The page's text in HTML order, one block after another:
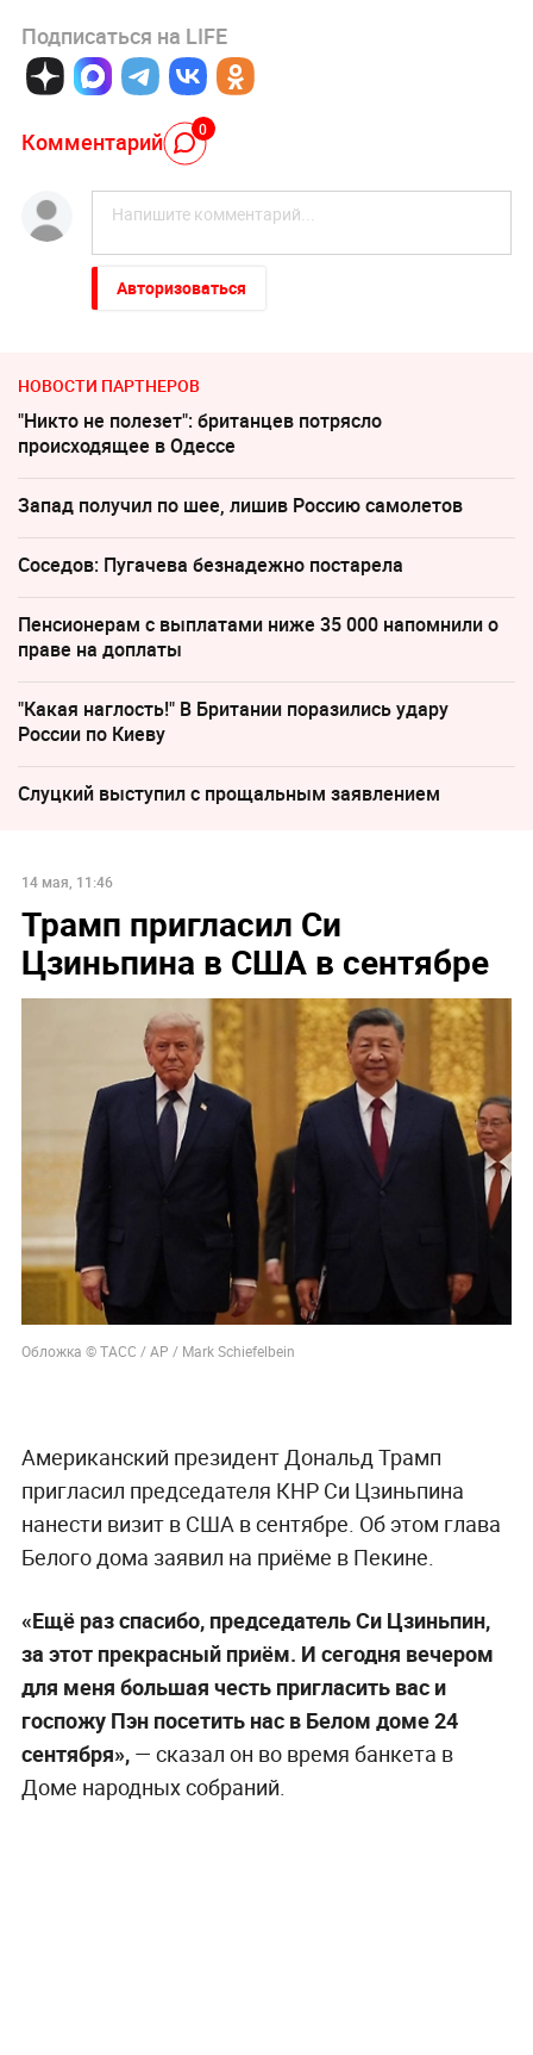
Подписаться на LIFE
Комментарий 0
Авторизоваться
НОВОСТИ ПАРТНЕРОВ
"Никто не полезет": британцев потрясло
происходящее в Одессе
Запад получил по шее, лишив Россию самолетов
Соседов: Пугачева безнадежно постарела
Пенсионерам с выплатами ниже 35 000 напомнили о
праве на доплаты
"Какая наглость!" В Британии поразились удару
России по Киеву
Слуцкий выступил с прощальным заявлением
14 мая, 11:46
Трамп пригласил Си
Цзиньпина в США в сентябре
Обложка © ТАСС / AP / Mark Schiefelbein
Американский президент Дональд Трамп
пригласил председателя КНР Си Цзиньпина
нанести визит в США в сентябре. Об этом глава
Белого дома заявил на приёме в Пекине.
«Ещё раз спасибо, председатель Си Цзиньпин,
за этот прекрасный приём. И сегодня вечером
для меня большая честь пригласить вас и
госпожу Пэн посетить нас в Белом доме 24
сентября», — сказал он во время банкета в
Доме народных собраний.